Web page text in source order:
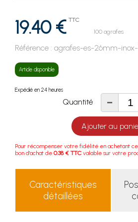
19.40 € TTC
100 agrafes
Référence : agrafes-es-26mm-inox-
Article disponible
Expédié en 24 heures
Quantité -
Ajouter au
Pour récompenser votre fidélité en achetant
bon d'achat de 0.38 € TTC valable sur votre
Caractéristiques
détaillées